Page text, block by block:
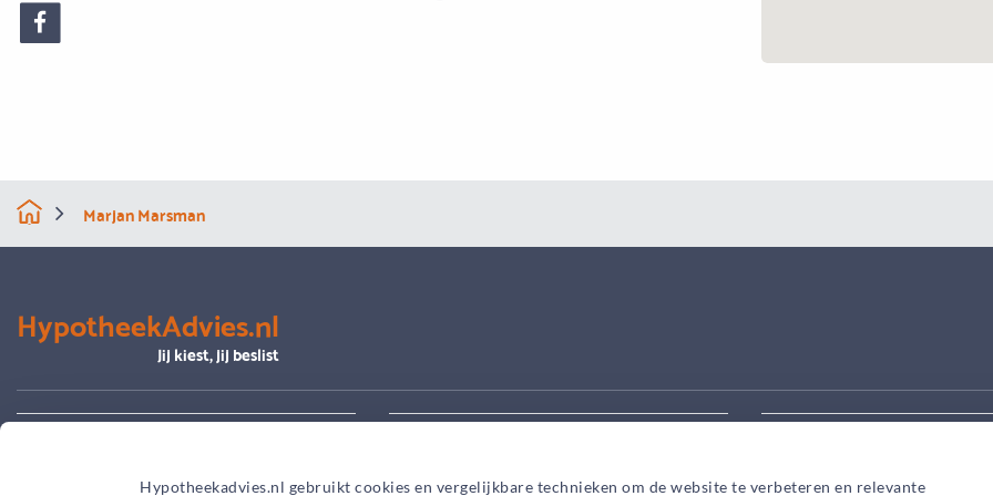
Hypotheekadvies.nl gebruikt cookies en vergelijkbare technieken om de website te verbeteren en relevante
Marjan Marsman
HypotheekAdvies.nl
Jij kiest, jij beslist